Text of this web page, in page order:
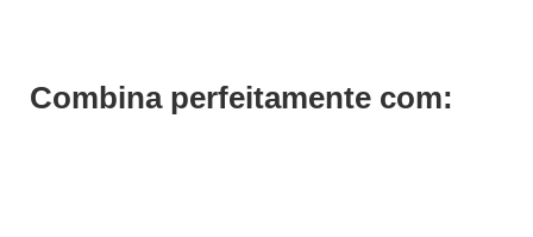
Combina perfeitamente com: